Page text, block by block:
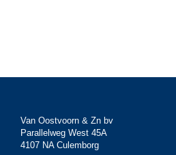
Van Oostvoorn & Zn bv
Parallelweg West 45A
4107 NA Culemborg